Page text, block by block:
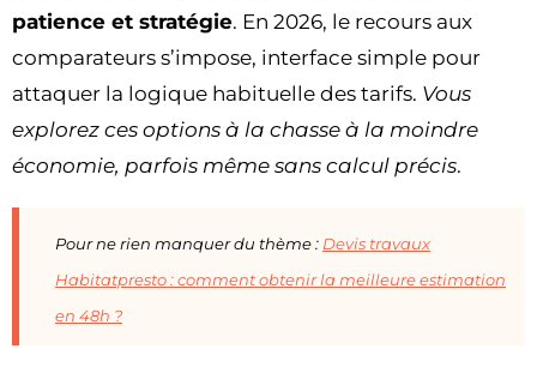
patience et stratégie. En 2026, le recours aux
comparateurs s’impose, interface simple pour
attaquer la logique habituelle des tarifs. Vous
explorez ces options à la chasse à la moindre
économie, parfois même sans calcul précis.
Pour ne rien manquer du thème : Devis travaux
Habitatpresto : comment obtenir la meilleure estimation
en 48h ?